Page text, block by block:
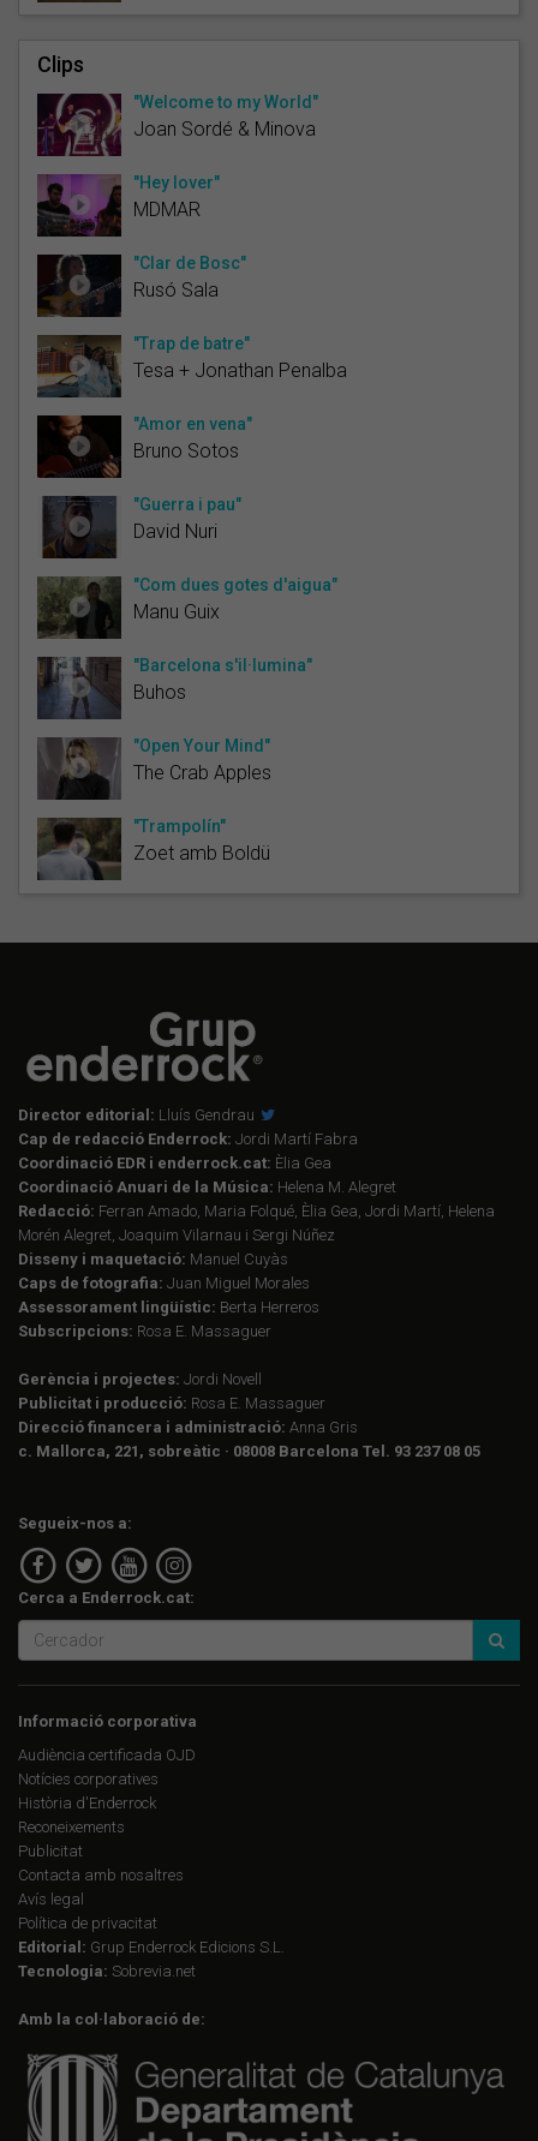
Clips
"Welcome to my World"
Joan Sordé & Minova
"Hey lover"
MDMAR
"Clar de Bosc"
Rusó Sala
"Trap de batre"
Tesa + Jonathan Penalba
"Amor en vena"
Bruno Sotos
"Guerra i pau"
David Nuri
"Com dues gotes d'aigua"
Manu Guix
"Barcelona s'il·lumina"
Buhos
"Open Your Mind"
The Crab Apples
"Trampolín"
Zoet amb Boldü
Director editorial: Lluís Gendrau
Cap de redacció Enderrock: Jordi Martí Fabra
Coordinació EDR i enderrock.cat: Èlia Gea
Coordinació Anuari de la Música: Helena M. Alegret
Redacció: Ferran Amado, Maria Folqué, Èlia Gea, Jordi Martí, Helena
Morén Alegret, Joaquim Vilarnau i Sergi Núñez
Disseny i maquetació: Manuel Cuyàs
Caps de fotografia: Juan Miguel Morales
Assessorament lingüístic: Berta Herreros
Subscripcions: Rosa E. Massaguer
Gerència i projectes: Jordi Novell
Publicitat i producció: Rosa E. Massaguer
Direcció financera i administració: Anna Gris
c. Mallorca, 221, sobreàtic · 08008 Barcelona Tel. 93 237 08 05
Segueix-nos a:
Cerca a Enderrock.cat:
Informació corporativa
Audiència certificada OJD
Notícies corporatives
Història d'Enderrock
Reconeixements
Publicitat
Contacta amb nosaltres
Avís legal
Política de privacitat
Editorial: Grup Enderrock Edicions S.L.
Tecnologia: Sobrevia.net
Amb la col·laboració de: